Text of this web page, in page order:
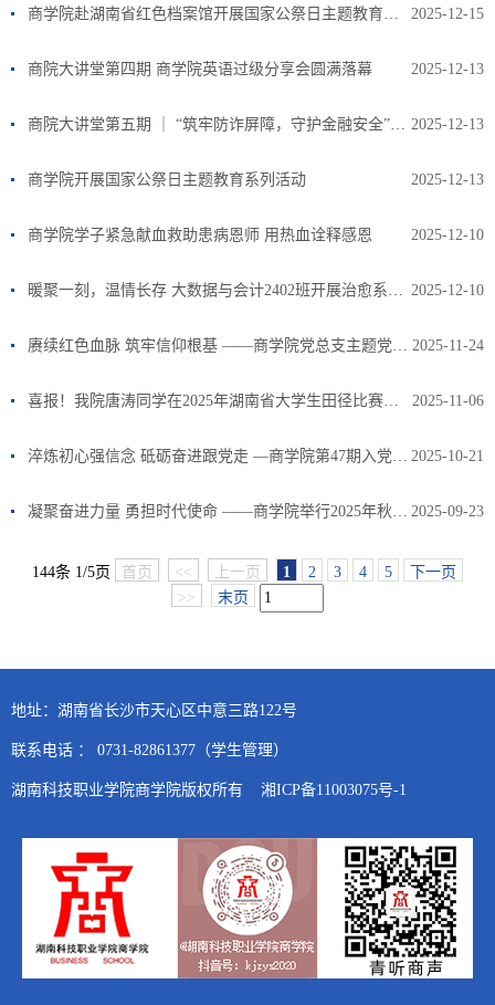
2025-12-15
商学院赴湖南省红色档案馆开展国家公祭日主题教育活动
2025-12-13
商院大讲堂第四期 商学院英语过级分享会圆满落幕
2025-12-13
商院大讲堂第五期 ｜ “筑牢防诈屏障，守护金融安全”商学院金融反诈宣传会圆满落幕
2025-12-13
商学院开展国家公祭日主题教育系列活动
2025-12-10
商学院学子紧急献血救助患病恩师 用热血诠释感恩
2025-12-10
暖聚一刻，温情长存 大数据与会计2402班开展治愈系心理团辅活动
2025-11-24
赓续红色血脉 筑牢信仰根基 ——商学院党总支主题党日活动走深走实
2025-11-06
喜报！我院唐涛同学在2025年湖南省大学生田径比赛中勇夺双银
2025-10-21
淬炼初心强信念 砥砺奋进跟党走 —商学院第47期入党积极分子培训班开班
2025-09-23
凝聚奋进力量 勇担时代使命 ——商学院举行2025年秋季新学期第一次升国旗仪式
144条 1/5页 首页 << 上一页 1 2 3 4 5
下一页
>>
末页
地址：湖南省长沙市天心区中意三路122号
联系电话 ： 0731-82861377（学生管理）
湖南科技职业学院商学院版权所有 湘ICP备11003075号-1